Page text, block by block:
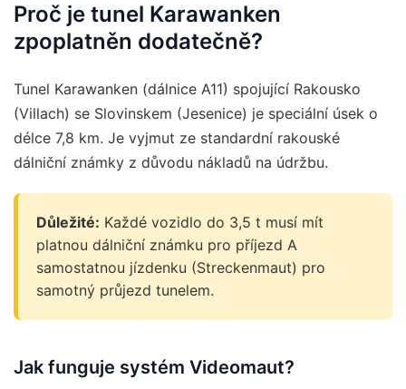
Proč je tunel Karawanken
zpoplatněn dodatečně?
Tunel Karawanken (dálnice A11) spojující Rakousko
(Villach) se Slovinskem (Jesenice) je speciální úsek o
délce 7,8 km. Je vyjmut ze standardní rakouské
dálniční známky z důvodu nákladů na údržbu.
Důležité: Každé vozidlo do 3,5 t musí mít
platnou dálniční známku pro příjezd A
samostatnou jízdenku (Streckenmaut) pro
samotný průjezd tunelem.
Jak funguje systém Videomaut?